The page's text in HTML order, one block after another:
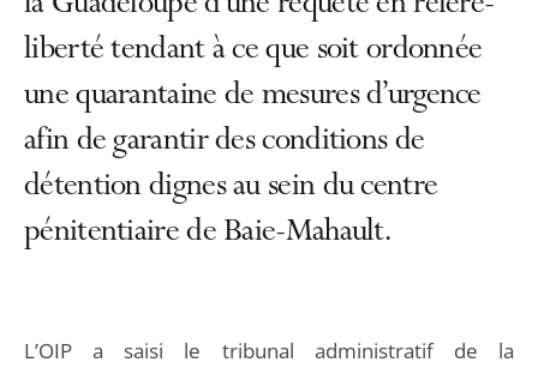
liberté tendant à ce que soit ordonnée
une quarantaine de mesures d’urgence
afin de garantir des conditions de
détention dignes au sein du centre
pénitentiaire de Baie-Mahault.
L’OIP a saisi le tribunal administratif de la